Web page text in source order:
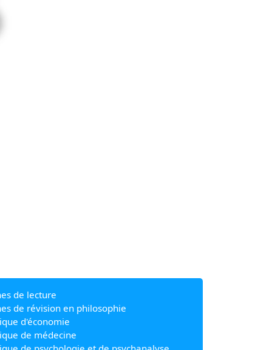
de lecture
de révision en philosophie
d'économie
de médecine